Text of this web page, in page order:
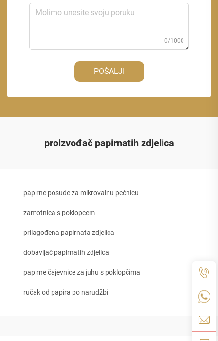
0/1000
POŠALJI
proizvođač papirnatih zdjelica
papirne posude za mikrovalnu pećnicu
zamotnica s poklopcem
prilagođena papirnata zdjelica
dobavljač papirnatih zdjelica
papirne čajevnice za juhu s poklopčima
ručak od papira po narudžbi